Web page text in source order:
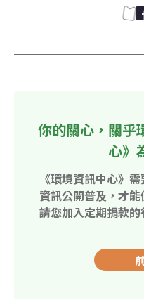
你的關心，關
心》
《環境資訊中心》
資訊公開普及，才
請您加入定期捐款